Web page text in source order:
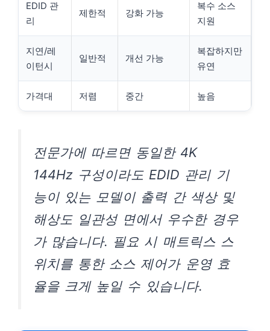
EDID 관
리
제한적 강화 가능
복수 소스
지원
지연/레
이턴시
일반적 개선 가능
복잡하지만
유연
가격대 저렴 중간 높음
전문가에 따르면 동일한 4K
144Hz 구성이라도 EDID 관리 기
능이 있는 모델이 출력 간 색상 및
해상도 일관성 면에서 우수한 경우
가 많습니다. 필요 시 매트릭스 스
위치를 통한 소스 제어가 운영 효
율을 크게 높일 수 있습니다.